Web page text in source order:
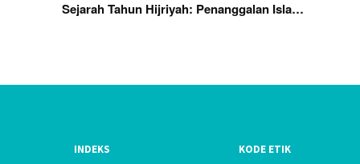
Sejarah Tahun Hijriyah: Penanggalan Isla…
INDEKS
KODE ETIK